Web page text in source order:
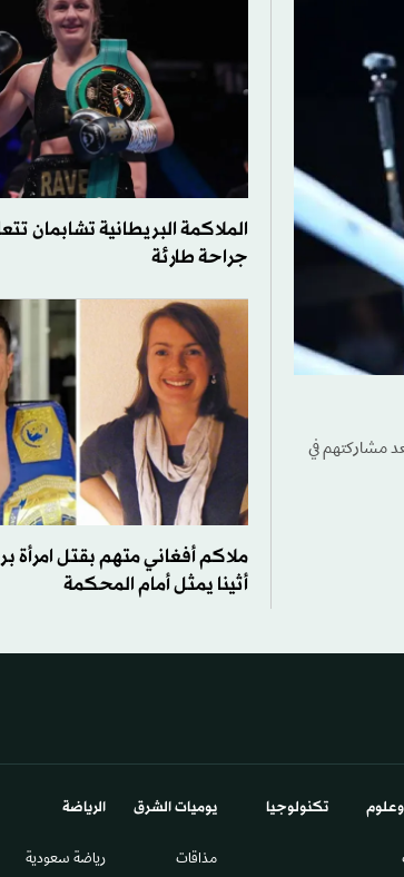
مشاركتهم في
الملاكمة البريطانية تشابمان
جراحة طارئة
ملاكم أفغاني متهم بقتل امرأة
أثينا يمثل أمام المحكمة
تكنولوجيا يوميات الشرق​
مذاقات
الرياضة
رياضة سعودية